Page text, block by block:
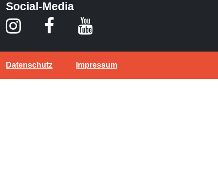
Social-Media
Datenschutz Impressum